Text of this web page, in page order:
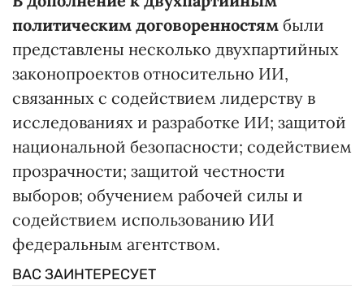
политическим договоренностям были
представлены несколько двухпартийных
законопроектов относительно ИИ,
связанных с содействием лидерству в
исследованиях и разработке ИИ; защитой
национальной безопасности; содействием
прозрачности; защитой честности
выборов; обучением рабочей силы и
содействием использованию ИИ
федеральным агентством.
ВАС ЗАИНТЕРЕСУЕТ